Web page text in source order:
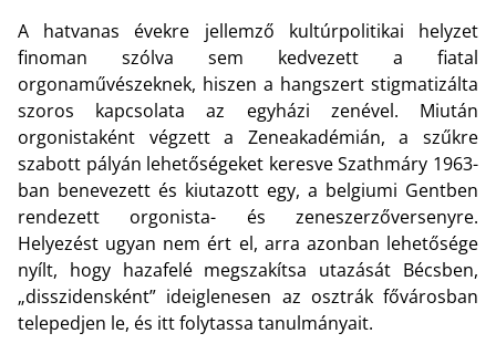
A hatvanas évekre jellemző kultúrpolitikai helyzet
finoman szólva sem kedvezett a fiatal
orgonaművészeknek, hiszen a hangszert stigmatizálta
szoros kapcsolata az egyházi zenével. Miután
orgonistaként végzett a Zeneakadémián, a szűkre
szabott pályán lehetőségeket keresve Szathmáry 1963-
ban benevezett és kiutazott egy, a belgiumi Gentben
rendezett orgonista- és zeneszerzőversenyre.
Helyezést ugyan nem ért el, arra azonban lehetősége
nyílt, hogy hazafelé megszakítsa utazását Bécsben,
„disszidensként” ideiglenesen az osztrák fővárosban
telepedjen le, és itt folytassa tanulmányait.